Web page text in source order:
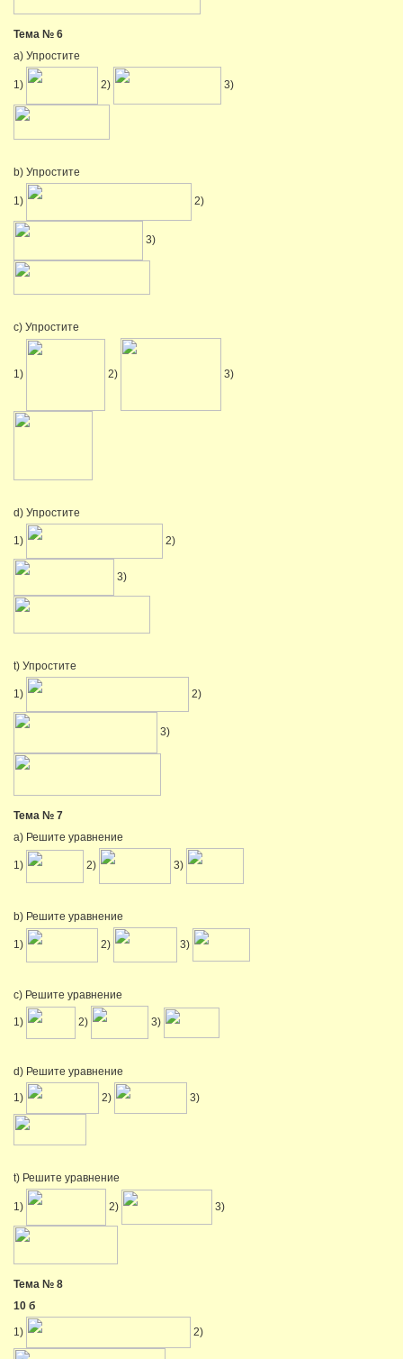
Тема № 6
a) Упростите
1) 2) 3)
b) Упростите
1) 2)
3)
c) Упростите
1) 2) 3)
d) Упростите
1) 2)
3)
t) Упростите
1) 2)
3)
Тема № 7
a) Решите уравнение
1) 2) 3)
b) Решите уравнение
1) 2) 3)
c) Решите уравнение
1) 2) 3)
d) Решите уравнение
1) 2) 3)
t) Решите уравнение
1) 2) 3)
Тема № 8
10 б
1) 2)